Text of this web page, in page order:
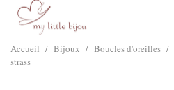
Accueil / Bijoux / Boucles d'oreilles /
strass